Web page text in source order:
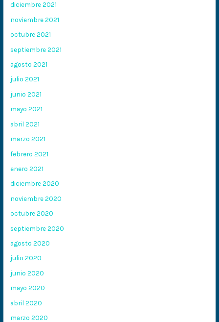
diciembre 2021
noviembre 2021
octubre 2021
septiembre 2021
agosto 2021
julio 2021
junio 2021
mayo 2021
abril 2021
marzo 2021
febrero 2021
enero 2021
diciembre 2020
noviembre 2020
octubre 2020
septiembre 2020
agosto 2020
julio 2020
junio 2020
mayo 2020
abril 2020
marzo 2020